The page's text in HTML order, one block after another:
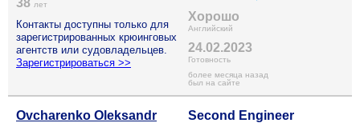
38 лет
Контакты доступны только для
зарегистрированных крюинговых
агентств или судовладельцев.
Зарегистрироваться >>
Хорошо
Английский
24.02.2023
Готовность
более месяца назад
был на сайте
Ovcharenko Oleksandr
Second Engineer